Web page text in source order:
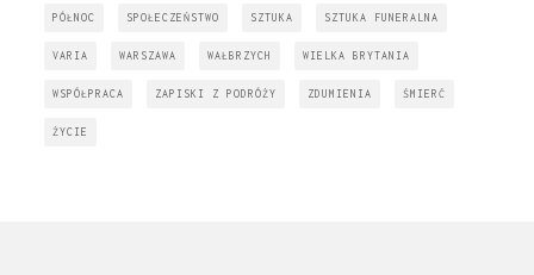
PÓŁNOC SPOŁECZEŃSTWO SZTUKA SZTUKA FUNERALNA
VARIA WARSZAWA WAŁBRZYCH WIELKA BRYTANIA
WSPÓŁPRACA ZAPISKI Z PODRÓŻY ZDUMIENIA ŚMIERĆ
ŻYCIE